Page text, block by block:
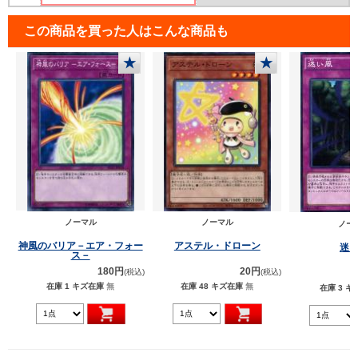
この商品を買った人はこんな商品も
★
ノーマル
神風のバリア－エア・フォー
ス－
180円(税込)
在庫 1 キズ在庫 無
★
ノーマル
アステル・ドローン
20円(税込)
在庫 48 キズ在庫 無
ノー
迷
在庫 3 キ